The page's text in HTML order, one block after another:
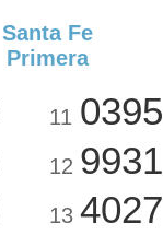
Santa Fe
Primera
11 0395
12 9931
13 4027